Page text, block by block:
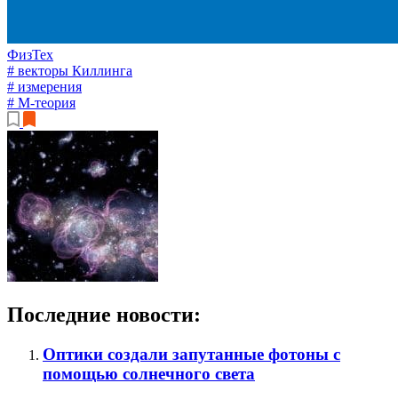
ФизТех
# векторы Киллинга
# измерения
# М-теория
Последние новости:
Оптики создали запутанные фотоны с
помощью солнечного света